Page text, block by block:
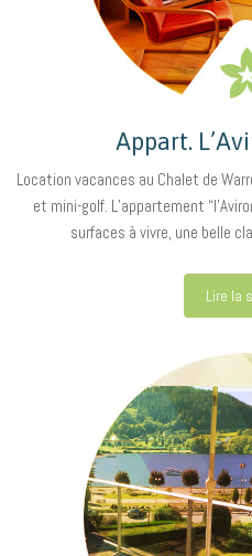
Appart.
Location vacances au Chalet de
et mini-golf. L’appartement
surfaces à vivre, une belle
Lire la